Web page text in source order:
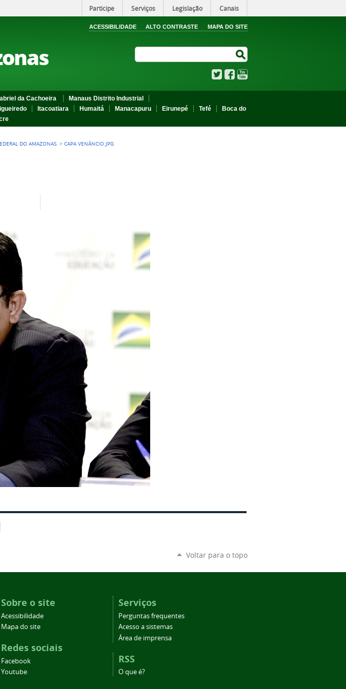
Participe Serviços Legislação Canais
ACESSIBILIDADE ALTO CONTRASTE MAPA DO SITE
TwitterFacebook
da Cachoeira
Manaus Distrito Industrial
Itacoatiara Humaitá Manacapuru Eirunepé Tefé
Boca do
DO AMAZONAS. >CAPA VENÂNCIO.JPG
Voltar para o topo
Sobre o site
Acessibilidade
Mapa do site
Redes sociais
Facebook
Youtube
Serviços
Perguntas frequentes
Acesso a sistemas
Área de imprensa
RSS
O que é?